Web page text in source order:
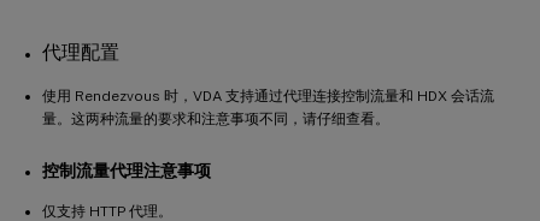
代理配置
使用 Rendezvous 时，VDA 支持通过代理连接控制流量和 HDX 会话流
量。这两种流量的要求和注意事项不同，请仔细查看。
控制流量代理注意事项
仅支持 HTTP 代理。